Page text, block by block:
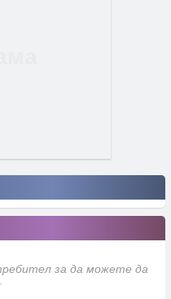
за да можете да